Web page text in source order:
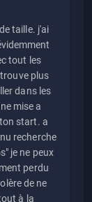
taille. j'ai
tout les
plus
dans les
mise a
start. a
recherche
je ne peux
perdu
de ne
à la